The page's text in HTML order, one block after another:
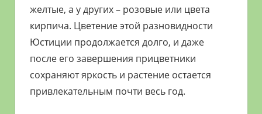
желтые, а у других – розовые или цвета
кирпича. Цветение этой разновидности
Юстиции продолжается долго, и даже
после его завершения прицветники
сохраняют яркость и растение остается
привлекательным почти весь год.